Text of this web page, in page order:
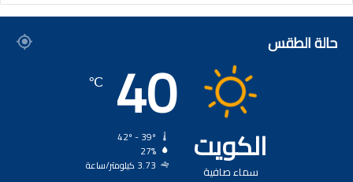
حالة الطقس
الكويت
سماء صافية
40
℃
27%
3.73 كيلومتر/ساعة